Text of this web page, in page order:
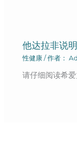
他达拉非说
性健康 / 作者：
请仔细阅读希